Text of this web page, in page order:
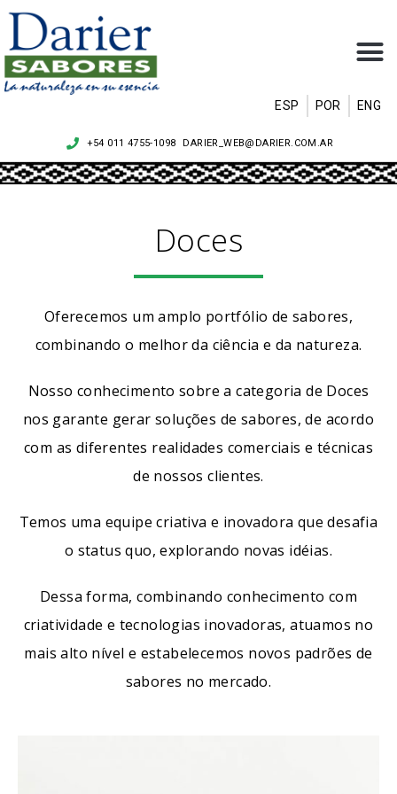
ESP POR ENG
+54 011 4755-1098 DARIER_WEB@DARIER.COM.AR
.
Doces
Oferecemos um amplo portfólio de sabores,
combinando o melhor da ciência e da natureza.
Nosso conhecimento sobre a categoria de Doces
nos garante gerar soluções de sabores, de acordo
com as diferentes realidades comerciais e técnicas
de nossos clientes.
Temos uma equipe criativa e inovadora que desafia
o status quo, explorando novas idéias.
Dessa forma, combinando conhecimento com
criatividade e tecnologias inovadoras, atuamos no
mais alto nível e estabelecemos novos padrões de
sabores no mercado.